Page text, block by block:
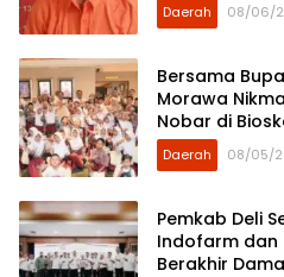
Daerah 08/06/
Bersama
Morawa
Nobar di
Daerah 08/05/
Pemkab Deli
Indofarm dan
Berakhir